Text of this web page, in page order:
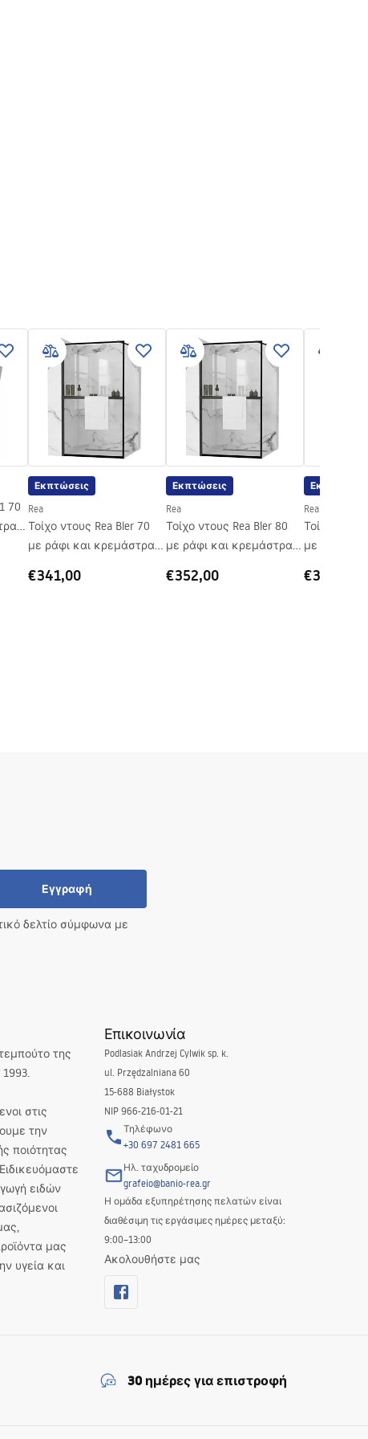
70
Εκπτώσεις
Rea
Τοίχο ντους Rea Bler 70
με ράφι και κρεμάστρα
€341,00
Εκπτώσεις
Rea
Τοίχο ντους Rea Bler 80
με ράφι και κρεμάστρα
€352,00
Εκπτώσεις
Rea
Τοίχο
με ράφι
€362,00
Εγγραφή
δελτίο σύμφωνα με
της
στις
την
ποιότητας
ειδών
μας
υγεία και
Επικοινωνία
Podlasiak Andrzej Cylwik sp. k.
ul. Przędzalniana 60
15-688 Białystok
NIP 966-216-01-21
Τηλέφωνο
+30 697 2481 665
Ηλ. ταχυδρομείο
grafeio@banio-rea.gr
Η ομάδα εξυπηρέτησης πελατών είναι
διαθέσιμη τις εργάσιμες ημέρες μεταξύ:
9:00–13:00
Ακολουθήστε μας
30 ημέρες για επιστροφή